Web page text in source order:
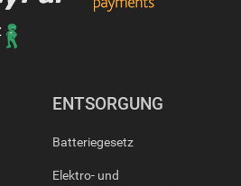
ENTSORGUNG
Batteriegesetz
Elektro- und